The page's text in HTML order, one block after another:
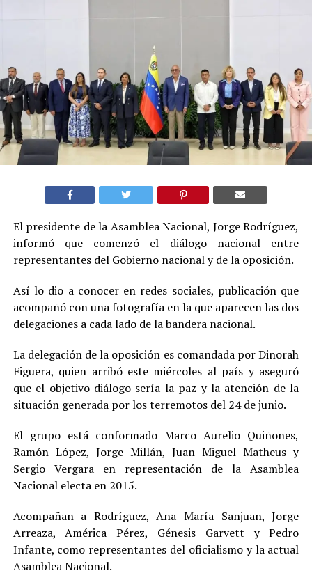
El presidente de la Asamblea Nacional, Jorge Rodríguez,
informó que comenzó el diálogo nacional entre
representantes del Gobierno nacional y de la oposición.
Así lo dio a conocer en redes sociales, publicación que
acompañó con una fotografía en la que aparecen las dos
delegaciones a cada lado de la bandera nacional.
La delegación de la oposición es comandada por Dinorah
Figuera, quien arribó este miércoles al país y aseguró
que el objetivo diálogo sería la paz y la atención de la
situación generada por los terremotos del 24 de junio.
El grupo está conformado Marco Aurelio Quiñones,
Ramón López, Jorge Millán, Juan Miguel Matheus y
Sergio Vergara en representación de la Asamblea
Nacional electa en 2015.
Acompañan a Rodríguez, Ana María Sanjuan, Jorge
Arreaza, América Pérez, Génesis Garvett y Pedro
Infante, como representantes del oficialismo y la actual
Asamblea Nacional.